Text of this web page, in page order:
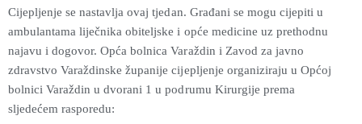
Cijepljenje se nastavlja ovaj tjedan. Građani se mogu cijepiti u
ambulantama liječnika obiteljske i opće medicine uz prethodnu
najavu i dogovor. Opća bolnica Varaždin i Zavod za javno
zdravstvo Varaždinske županije cijepljenje organiziraju u Općoj
bolnici Varaždin u dvorani 1 u podrumu Kirurgije prema
sljedećem rasporedu: